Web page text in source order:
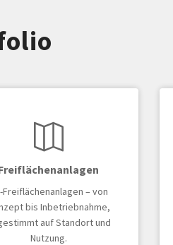
Freiflächenanlagen – von
bis Inbetriebnahme,
auf Standort und
Nutzung.